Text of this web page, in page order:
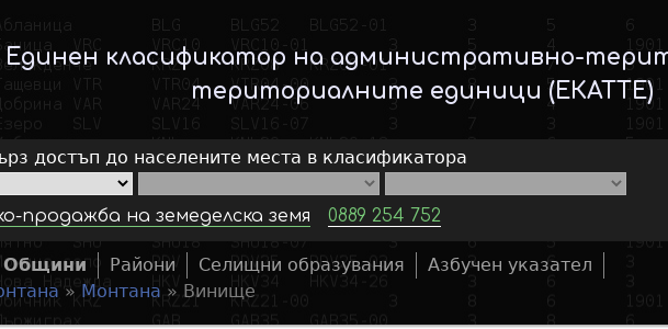
Skip
to
main
Единен класификатор на административно-
териториалните единици (ЕКАТТЕ)
достъп до населените места в класификатора
продажба на земеделска земя 0889 254 752
Общини Райони Селищни образувания Азбучен указател
» Монтана» Винище